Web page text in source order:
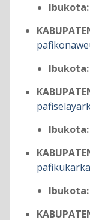
Ibukota:
Ibukota:
Ibukota:
Ibukota: